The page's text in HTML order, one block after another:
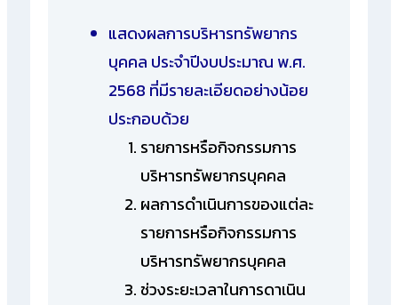
แสดงผลการบริหารทรัพยากร
บุคคล ประจำปีงบประมาณ พ.ศ.
2568 ที่มีรายละเอียดอย่างน้อย
ประกอบด้วย
รายการหรือกิจกรรมการ
บริหารทรัพยากรบุคคล
ผลการดำเนินการของแต่ละ
รายการหรือกิจกรรมการ
บริหารทรัพยากรบุคคล
ช่วงระยะเวลาในการดาเนิน